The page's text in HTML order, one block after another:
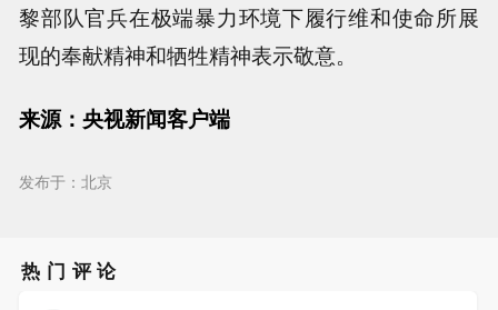
黎部队官兵在极端暴力环境下履行维和使命所展
现的奉献精神和牺牲精神表示敬意。
来源：央视新闻客户端
发布于：北京
热门评论